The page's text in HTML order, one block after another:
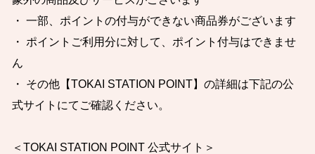
・ 一部、ポイントの付与ができない商品券がございます
・ ポイントご利用分に対して、ポイント付与はできませ
ん
・ その他【TOKAI STATION POINT】の詳細は下記の公
式サイトにてご確認ください。
＜TOKAI STATION POINT 公式サイト＞